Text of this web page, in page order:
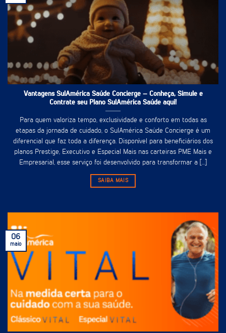
Vantagens SulAmérica Saúde Concierge – Conheça, Simule e
Contrate seu Plano SulAmérica Saúde aqui!
Para quem valoriza tempo, exclusividade e conforto em todas as
etapas da jornada de cuidado, o SulAmérica Saúde Concierge é um
diferencial que faz toda a diferença. Disponível para beneficiários dos
planos Prestige, Executivo e Especial Mais nas carteiras PME Mais e
Empresarial, esse serviço foi desenvolvido para transformar a [...]
SAIBA MAIS
06
maio